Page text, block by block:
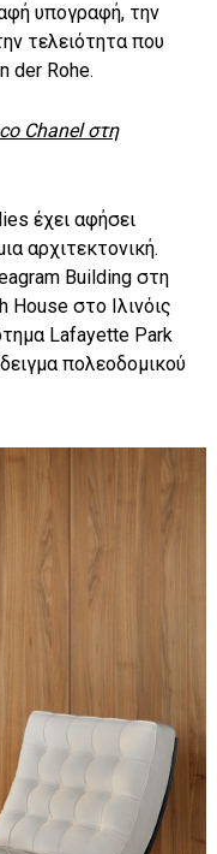
υπογραφή, την
τελειότητα που
der Rohe.
Chanel στη
έχει αφήσει
αρχιτεκτονική.
Building στη
House στο Ιλινόις
Lafayette Park
πολεοδομικού